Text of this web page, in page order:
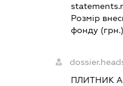
Розмір
фонду
ПЛИТНИК